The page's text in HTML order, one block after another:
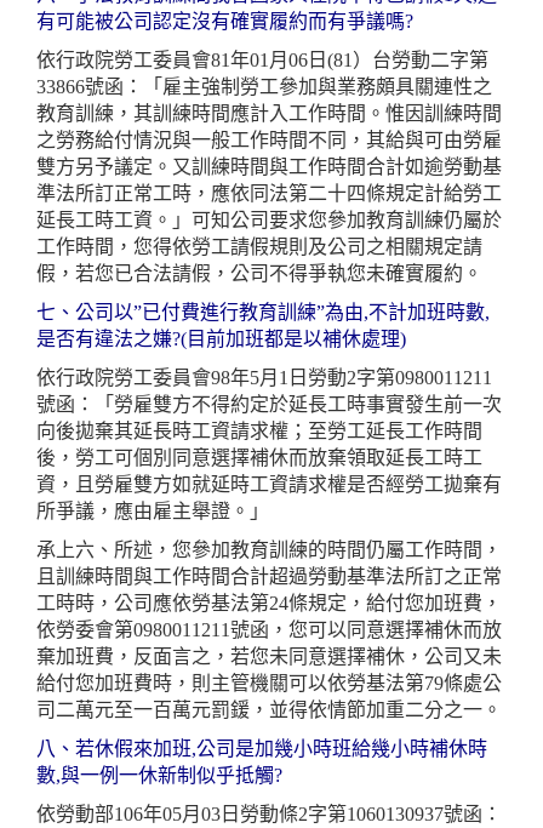
有可能被公司認定沒有確實履約而有爭議嗎?
依行政院勞工委員會81年01月06日(81）台勞動二字第
33866號函：「雇主強制勞工參加與業務頗具關連性之
教育訓練，其訓練時間應計入工作時間。惟因訓練時間
之勞務給付情況與一般工作時間不同，其給與可由勞雇
雙方另予議定。又訓練時間與工作時間合計如逾勞動基
準法所訂正常工時，應依同法第二十四條規定計給勞工
延長工時工資。」可知公司要求您參加教育訓練仍屬於
工作時間，您得依勞工請假規則及公司之相關規定請
假，若您已合法請假，公司不得爭執您未確實履約。
七、公司以”已付費進行教育訓練”為由,不計加班時數,
是否有違法之嫌?(目前加班都是以補休處理)
依行政院勞工委員會98年5月1日勞動2字第0980011211
號函：「勞雇雙方不得約定於延長工時事實發生前一次
向後拋棄其延長時工資請求權；至勞工延長工作時間
後，勞工可個別同意選擇補休而放棄領取延長工時工
資，且勞雇雙方如就延時工資請求權是否經勞工拋棄有
所爭議，應由雇主舉證。」
承上六、所述，您參加教育訓練的時間仍屬工作時間，
且訓練時間與工作時間合計超過勞動基準法所訂之正常
工時時，公司應依勞基法第24條規定，給付您加班費，
依勞委會第0980011211號函，您可以同意選擇補休而放
棄加班費，反面言之，若您未同意選擇補休，公司又未
給付您加班費時，則主管機關可以依勞基法第79條處公
司二萬元至一百萬元罰鍰，並得依情節加重二分之一。
八、若休假來加班,公司是加幾小時班給幾小時補休時
數,與一例一休新制似乎抵觸?
依勞動部106年05月03日勞動條2字第1060130937號函：